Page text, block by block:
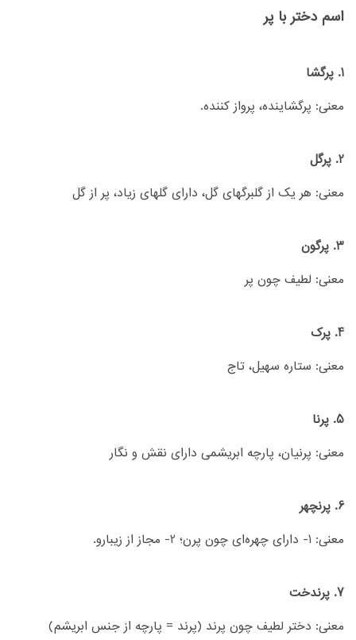
اسم دختر با پر
1. پرگشا
معنی: پرگشاینده، پرواز کننده.
2. پرگل
معنی: هر یک از گلبرگهای گل، دارای گلهای زیاد، پر از گل
3. پرگون
معنی: لطیف چون پر
4. پرک
معنی: ستاره سهیل، تاج
5. پرنا
معنی: پرنیان، پارچه ابریشمی دارای نقش و نگار
6. پرنچهر
معنی: 1- دارای چهره‌ای چون پرن؛ 2- مجاز از زیبارو.
7. پرندخت
معنی: دختر لطیف چون پرند (پرند = پارچه از جنس ابریشم)